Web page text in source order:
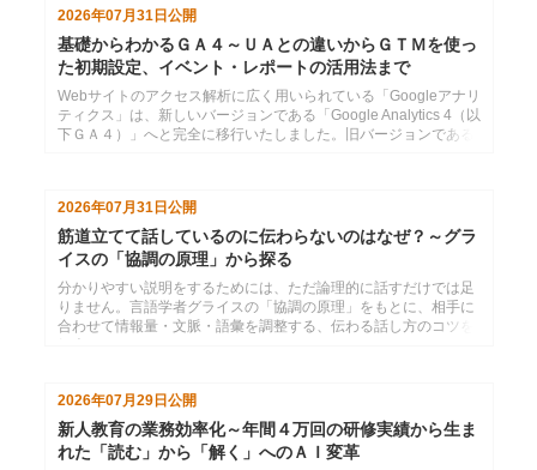
2026年07月31日公開
基礎からわかるＧＡ４～ＵＡとの違いからＧＴＭを使っ
た初期設定、イベント・レポートの活用法まで
Webサイトのアクセス解析に広く用いられている「Googleアナリ
ティクス」は、新しいバージョンである「Google Analytics 4（以
下ＧＡ４）」へと完全に移行いたしました。旧バージョンである
2026年07月31日 公開
筋道立てて話しているのに伝わらないのはなぜ？～グラ
イスの「協調の原理」から探る
分かりやすい説明をするためには、ただ論理的に話すだけでは足
りません。言語学者グライスの「協調の原理」をもとに、相手に
合わせて情報量・文脈・語彙を調整する、伝わる話し方のコツを
2026年07月29日公開
新人教育の業務効率化～年間４万回の研修実績から生ま
れた「読む」から「解く」へのＡＩ変革